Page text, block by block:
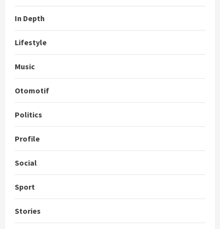
In Depth
Lifestyle
Music
Otomotif
Politics
Profile
Social
Sport
Stories